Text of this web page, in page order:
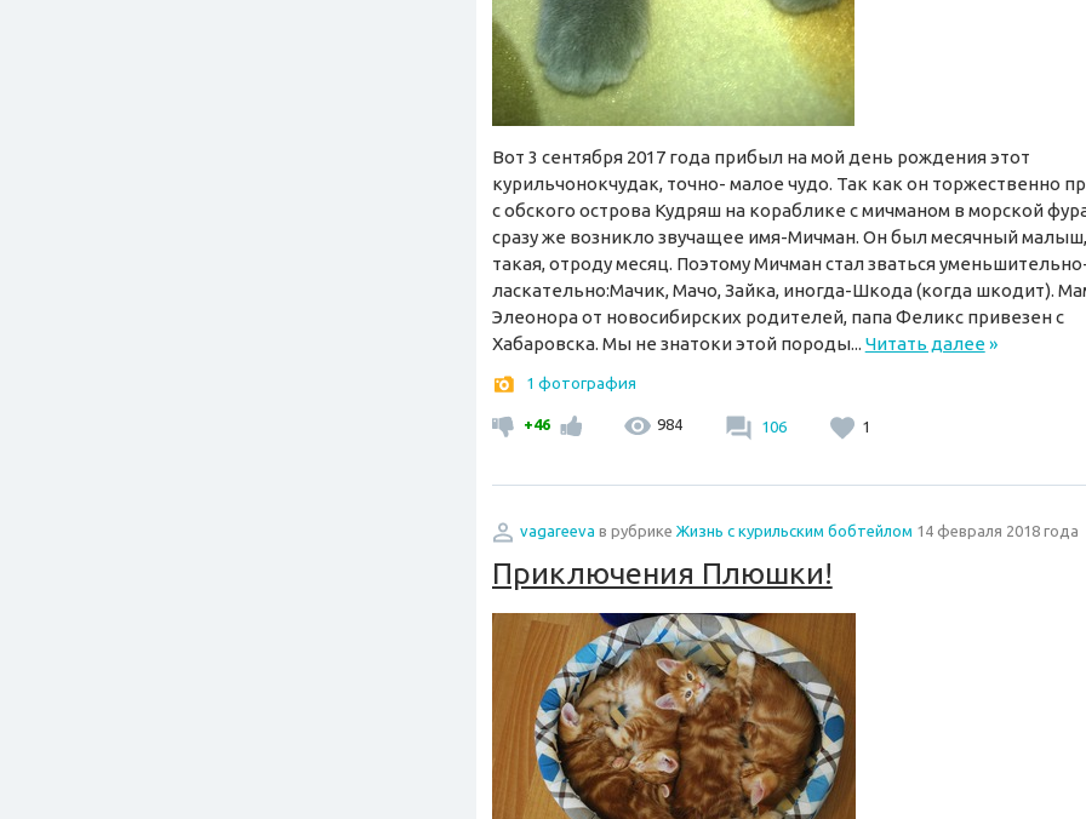
Вот 3 сентября 2017 года прибыл на мой день рождения этот
курильчонокчудак, точно- малое чудо. Так как он торжественно
с обского острова Кудряш на кораблике с мичманом в морской
сразу же возникло звучащее имя-Мичман. Он был месячный
такая, отроду месяц. Поэтому Мичман стал зваться
ласкательно:Мачик, Мачо, Зайка, иногда-Шкода (когда шкодит).
Элеонора от новосибирских родителей, папа Феликс привезен с
Хабаровска. Мы не знатоки этой породы... Читать далее»
1 фотография
+46 984 106 1
vagareeva в рубрике Жизнь с курильским бобтейлом 14 февраля 2018 года
Приключения Плюшки!